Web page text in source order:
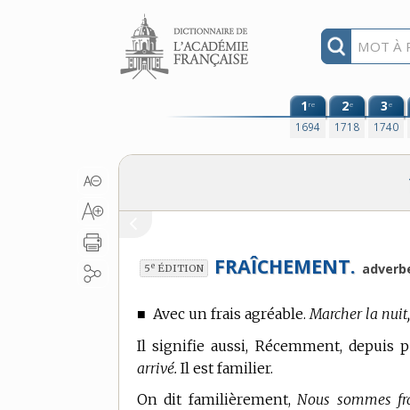
Aller au contenu
1re
1694
2e
1718
3e
1740
5e ÉDITION FRAÎCHEMENT.
■ Avec un frais agréable. Marcher la
Il signifie aussi, Récemment, depuis
arrivé. Il est familier.
On dit familièrement,Nous sommes